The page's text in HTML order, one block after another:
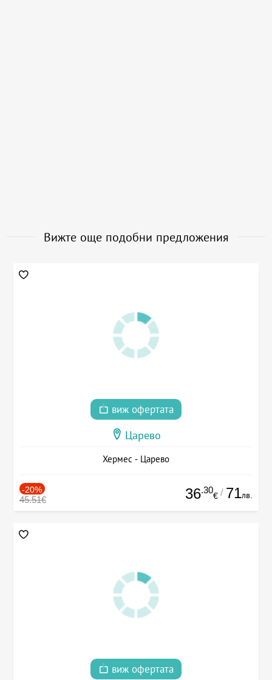
Вижте още подобни предложения
виж офертата
Царево
Хермес - Царево
-20%
45.51€ 36.30
€ / 71лв.
виж офертата